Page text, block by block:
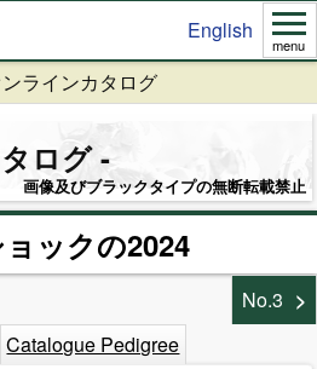
English
menu
ラインカタログ
ログ
画像及びブラックタイプの無断転載禁止
ックの2024
No.3
Catalogue Pedigree